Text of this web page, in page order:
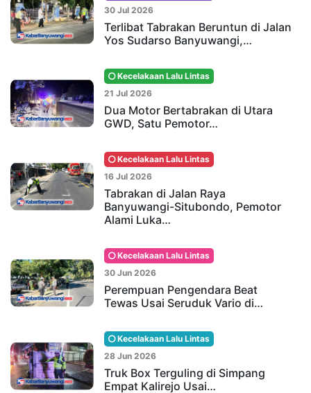
30 Jul 2026
Terlibat Tabrakan Beruntun di Jalan
Yos Sudarso Banyuwangi,…
Kecelakaan Lalu Lintas
21 Jul 2026
Dua Motor Bertabrakan di Utara
GWD, Satu Pemotor…
Kecelakaan Lalu Lintas
16 Jul 2026
Tabrakan di Jalan Raya
Banyuwangi-Situbondo, Pemotor
Alami Luka…
Kecelakaan Lalu Lintas
30 Jun 2026
Perempuan Pengendara Beat
Tewas Usai Seruduk Vario di…
Kecelakaan Lalu Lintas
28 Jun 2026
Truk Box Terguling di Simpang
Empat Kalirejo Usai…